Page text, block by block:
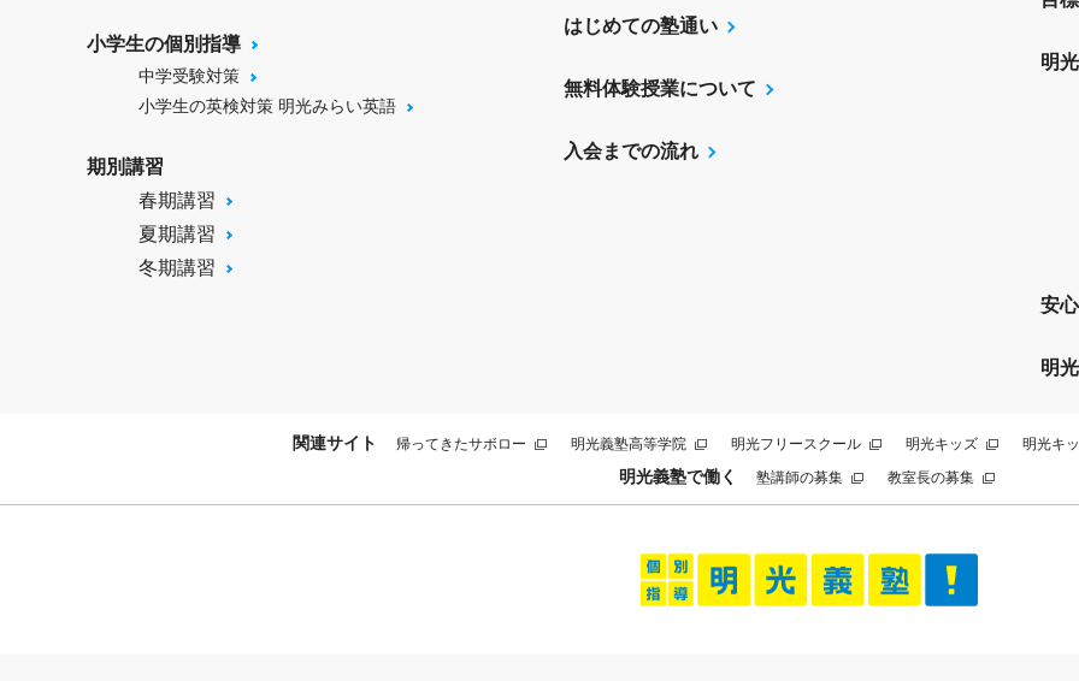
小学生の個別指導
中学受験対策
小学生の英検対策 明光みらい英語
期別講習
春期講習
夏期講習
冬期講習
はじめての塾通い
無料体験授業について
入会までの流れ
明
安
明
関連サイト 帰ってきたサボロー 明光義塾高等学院 明光フリースクール 明光キッズ 明光キ
明光義塾で働く 塾講師の募集 教室長の募集